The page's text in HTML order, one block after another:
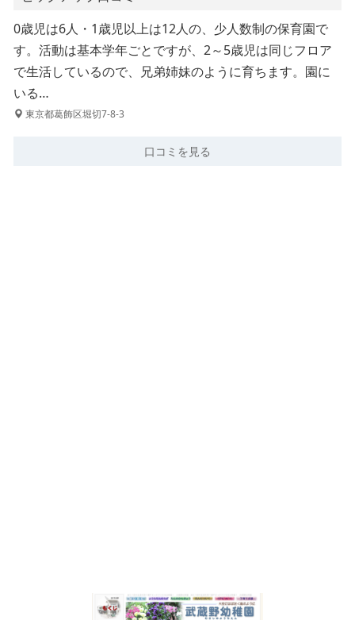
0歳児は6人・1歳児以上は12人の、少人数制の保育園で
す。活動は基本学年ごとですが、2～5歳児は同じフロア
で生活しているので、兄弟姉妹のように育ちます。園に
いる…
東京都葛飾区堀切7-8-3
口コミを見る